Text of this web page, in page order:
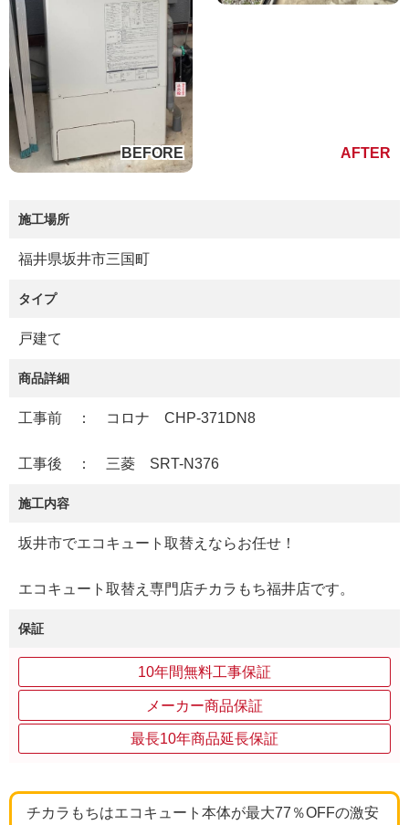
施工場所
福井県坂井市三国町
タイプ
戸建て
商品詳細
工事前 ： コロナ CHP-371DN8
工事後 ： 三菱 SRT-N376
施工内容
坂井市でエコキュート取替えならお任せ！
エコキュート取替え専門店チカラもち福井店です。
保証
10年間無料工事保証
メーカー商品保証
最長10年商品延長保証
チカラもちはエコキュート本体が最大77％OFFの激安